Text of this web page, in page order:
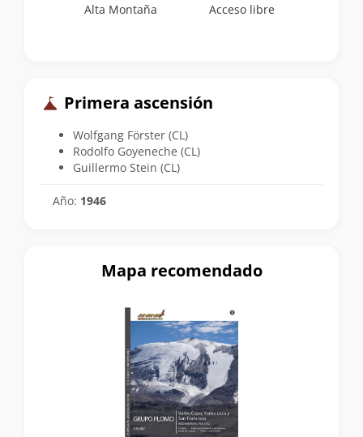
Alta Montaña Acceso libre
Primera ascensión
Wolfgang Förster (CL)
Rodolfo Goyeneche (CL)
Guillermo Stein (CL)
Año: 1946
Mapa recomendado